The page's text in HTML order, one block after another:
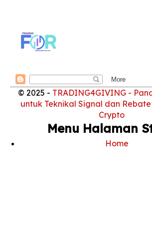
© 2025 - TRADING4GIVING -
untuk Teknikal Signal dan
Crypto
Menu Halaman
Home